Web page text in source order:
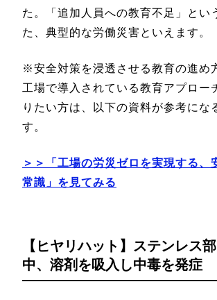
た。「追加人員への教育不足」とい
た、典型的な労働災害といえます。
※安全対策を浸透させる教育の進め
工場で導入されている教育アプロー
りたい方は、以下の資料が参考にな
す。
＞＞「工場の労災ゼロを実現する、
常識」を見てみる
【ヒヤリハット】ステンレス
中、溶剤を吸入し中毒を発症